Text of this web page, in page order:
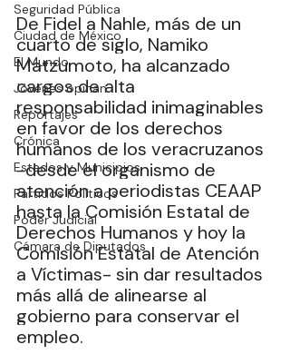
Seguridad Pública
Ciudad de México
El Mundo
Jóvenes opinan
Reportajes
Crónica
Estados y Municipios
Partidos Políticos
Poder Judicial
Cámara de Diputados
De Fidel a Nahle, más de un
cuarto de siglo, Namiko
Matzumoto, ha alcanzado
cargos de alta
responsabilidad inimaginables
en favor de los derechos
humanos de los veracruzanos
-desde el organismo de
atención a periodistas CEAAP
hasta la Comisión Estatal de
Derechos Humanos y hoy la
Comisión Estatal de Atención
a Víctimas- sin dar resultados
más allá de alinearse al
gobierno para conservar el
empleo.